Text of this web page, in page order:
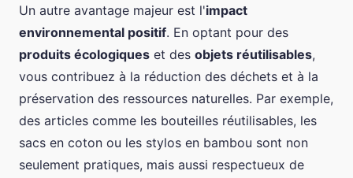
Un autre avantage majeur est l'impact
environnemental positif. En optant pour des
produits écologiques et des objets réutilisables,
vous contribuez à la réduction des déchets et à la
préservation des ressources naturelles. Par exemple,
des articles comme les bouteilles réutilisables, les
sacs en coton ou les stylos en bambou sont non
seulement pratiques, mais aussi respectueux de